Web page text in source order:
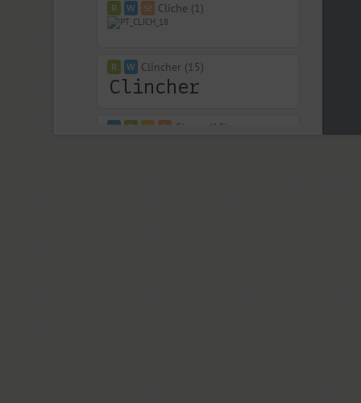
Cliche (1)
Clincher (15)
Closer (18)